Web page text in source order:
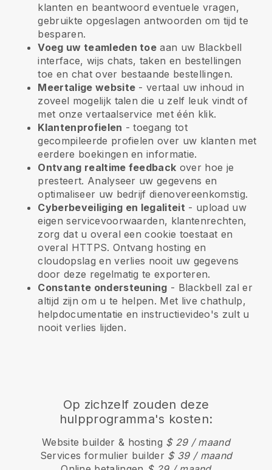
klanten en beantwoord eventuele vragen,
gebruikte opgeslagen antwoorden om tijd te
besparen.
Voeg uw teamleden toe aan uw Blackbell
interface, wijs chats, taken en bestellingen
toe en chat over bestaande bestellingen.
Meertalige website - vertaal uw inhoud in
zoveel mogelijk talen die u zelf leuk vindt of
met onze vertaalservice met één klik.
Klantenprofielen - toegang tot
gecompileerde profielen over uw klanten met
eerdere boekingen en informatie.
Ontvang realtime feedback over hoe je
presteert. Analyseer uw gegevens en
optimaliseer uw bedrijf dienovereenkomstig.
Cyberbeveiliging en legaliteit - upload uw
eigen servicevoorwaarden, klantenrechten,
zorg dat u overal een cookie toestaat en
overal HTTPS. Ontvang hosting en
cloudopslag en verlies nooit uw gegevens
door deze regelmatig te exporteren.
Constante ondersteuning - Blackbell zal er
altijd zijn om u te helpen. Met live chathulp,
helpdocumentatie en instructievideo's zult u
nooit verlies lijden.
Op zichzelf zouden deze
hulpprogramma's kosten:
Website builder & hosting $ 29 / maand
Services formulier builder $ 39 / maand